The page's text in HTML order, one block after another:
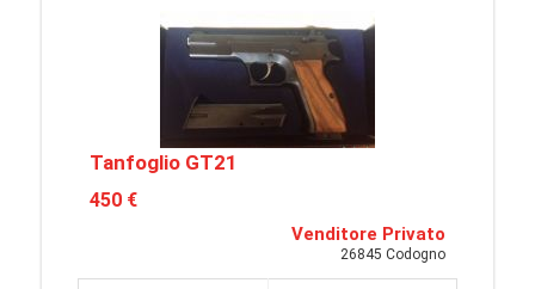
Tanfoglio GT21
450 €
Venditore Privato
26845 Codogno